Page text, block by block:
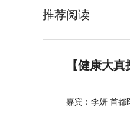
推荐阅读
【健康大
嘉宾：李妍 首都